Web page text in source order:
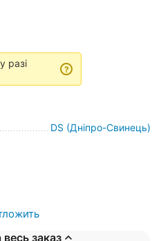
разі
?
DS (Дніпро-Свинець)
заказ